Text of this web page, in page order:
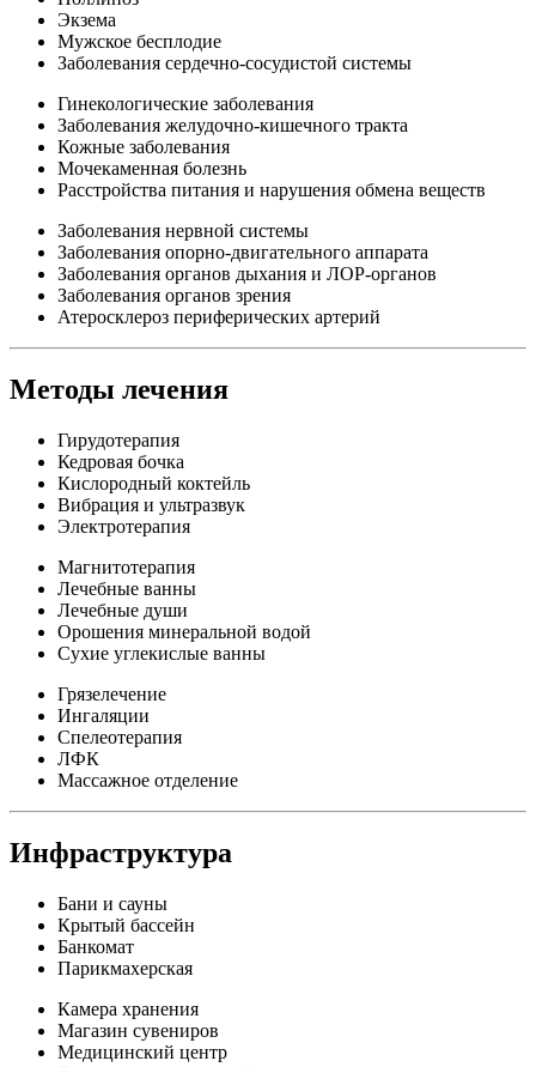
Экзема
Мужское бесплодие
Заболевания сердечно-сосудистой системы
Гинекологические заболевания
Заболевания желудочно-кишечного тракта
Кожные заболевания
Мочекаменная болезнь
Расстройства питания и нарушения обмена веществ
Заболевания нервной системы
Заболевания опорно-двигательного аппарата
Заболевания органов дыхания и ЛОР-органов
Заболевания органов зрения
Атеросклероз периферических артерий
Методы лечения
Гирудотерапия
Кедровая бочка
Кислородный коктейль
Вибрация и ультразвук
Электротерапия
Магнитотерапия
Лечебные ванны
Лечебные души
Орошения минеральной водой
Сухие углекислые ванны
Грязелечение
Ингаляции
Спелеотерапия
ЛФК
Массажное отделение
Инфраструктура
Бани и сауны
Крытый бассейн
Банкомат
Парикмахерская
Камера хранения
Магазин сувениров
Медицинский центр